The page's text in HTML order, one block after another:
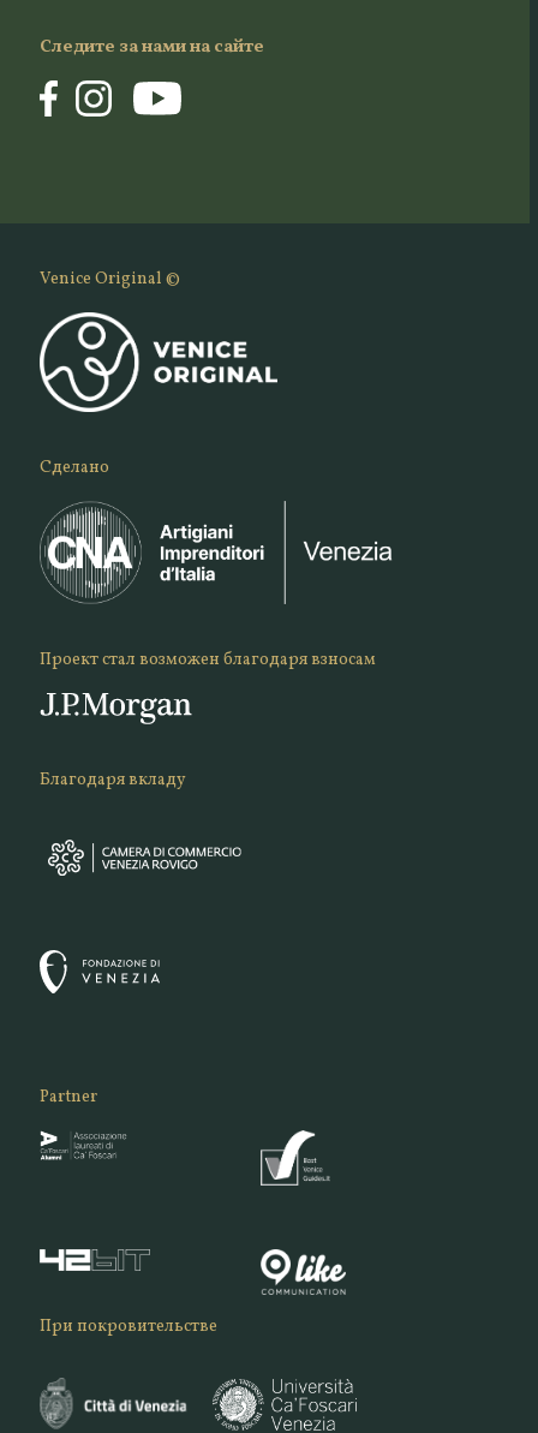
Следите за нами на сайте
Venice Original ©
Сделано
Проект стал возможен благодаря взносам
Благодаря вкладу
Partner
При покровительстве